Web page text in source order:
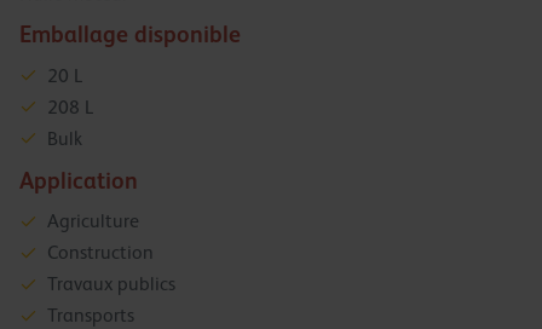
Emballage disponible
20 L
208 L
Bulk
Application
Agriculture
Construction
Travaux publics
Transports